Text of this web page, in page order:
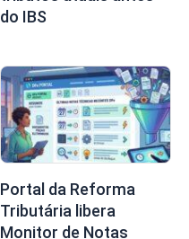
do IBS
Portal da Reforma
Tributária libera
Monitor de Notas